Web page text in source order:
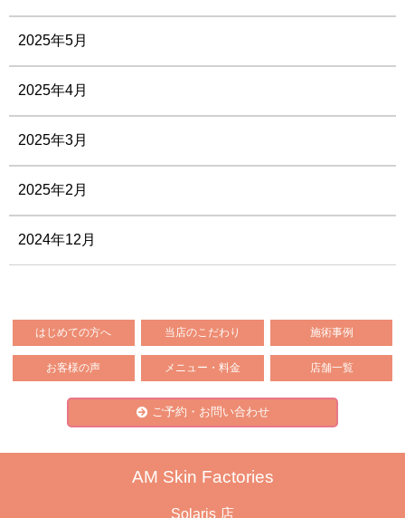
2025年5月
2025年4月
2025年3月
2025年2月
2024年12月
はじめての方へ 当店のこだわり 施術事例
お客様の声 メニュー・料金 店舗一覧
ご予約・お問い合わせ
AM Skin Factories
Solaris 店